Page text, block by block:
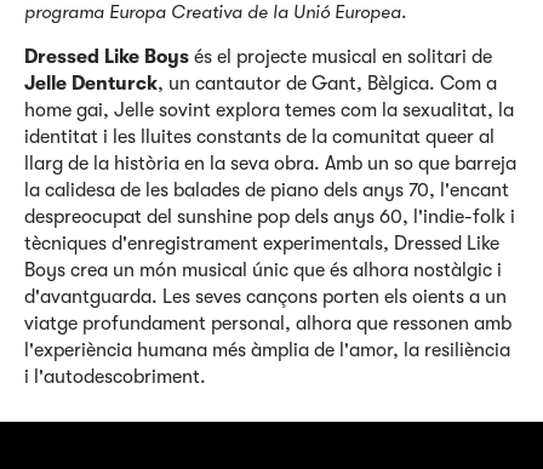
programa Europa Creativa de la Unió Europea.
Dressed Like Boys és el projecte musical en solitari de
Jelle Denturck, un cantautor de Gant, Bèlgica. Com a
home gai, Jelle sovint explora temes com la sexualitat, la
identitat i les lluites constants de la comunitat queer al
llarg de la història en la seva obra. Amb un so que barreja
la calidesa de les balades de piano dels anys 70, l'encant
despreocupat del sunshine pop dels anys 60, l'indie-folk i
tècniques d'enregistrament experimentals, Dressed Like
Boys crea un món musical únic que és alhora nostàlgic i
d'avantguarda. Les seves cançons porten els oients a un
viatge profundament personal, alhora que ressonen amb
l'experiència humana més àmplia de l'amor, la resiliència
i l'autodescobriment.